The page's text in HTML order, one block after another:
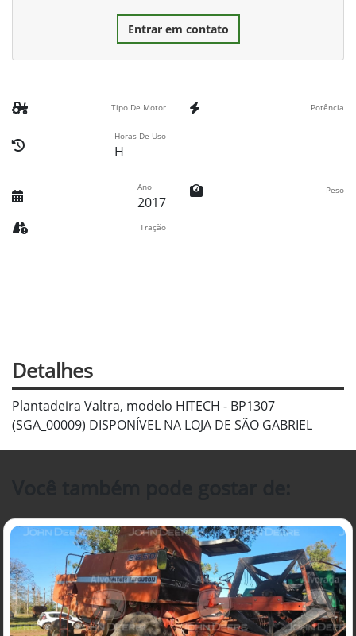
Entrar em contato
Tipo De Motor Potência
Horas De Uso
H
Ano
2017
Peso
Tração
Detalhes
Plantadeira Valtra, modelo HITECH - BP1307
(SGA_00009) DISPONÍVEL NA LOJA DE SÃO GABRIEL